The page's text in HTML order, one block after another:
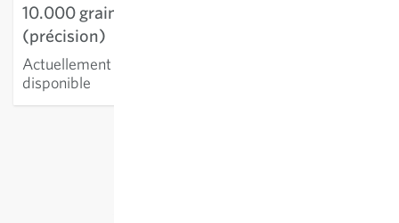
10.000 graines
(précision)
Actuellement non
disponible